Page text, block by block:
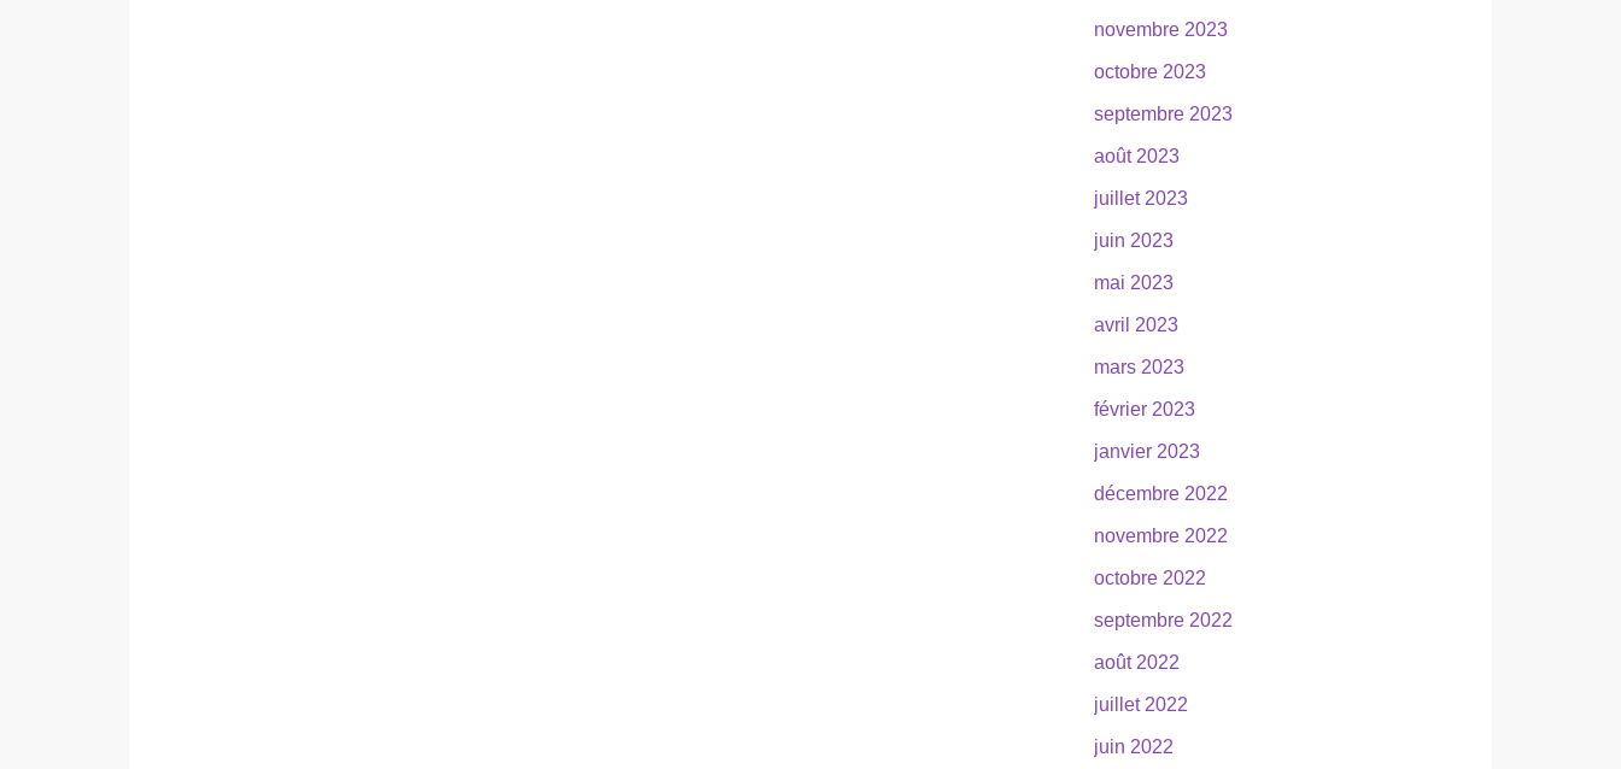
novembre 2023
octobre 2023
septembre 2023
août 2023
juillet 2023
juin 2023
mai 2023
avril 2023
mars 2023
février 2023
janvier 2023
décembre 2022
novembre 2022
octobre 2022
septembre 2022
août 2022
juillet 2022
juin 2022